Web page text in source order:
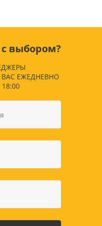
с выбором?
ЕЖЕДНЕВНО